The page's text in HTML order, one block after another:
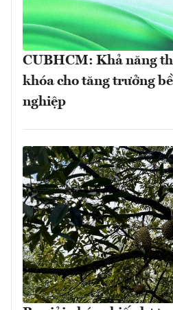
CUBHCM: Khả năng
khóa cho tăng trưởng
nghiệp